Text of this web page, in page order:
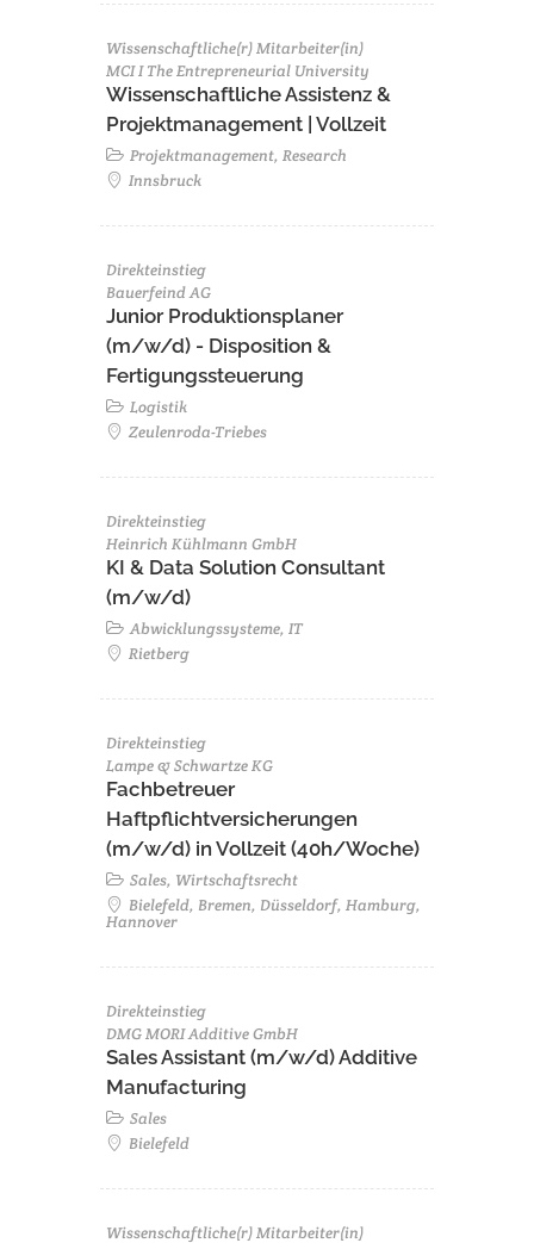
Wissenschaftliche(r) Mitarbeiter(in)
MCI I The Entrepreneurial University
Wissenschaftliche Assistenz &
Projektmanagement | Vollzeit
Projektmanagement, Research
Innsbruck
Direkteinstieg
Bauerfeind AG
Junior Produktionsplaner
(m/w/d) - Disposition &
Fertigungssteuerung
Logistik
Zeulenroda-Triebes
Direkteinstieg
Heinrich Kühlmann GmbH
KI & Data Solution Consultant
(m/w/d)
Abwicklungssysteme, IT
Rietberg
Direkteinstieg
Lampe & Schwartze KG
Fachbetreuer
Haftpflichtversicherungen
(m/w/d) in Vollzeit (40h/Woche)
Sales, Wirtschaftsrecht
Bielefeld, Bremen, Düsseldorf, Hamburg,
Hannover
Direkteinstieg
DMG MORI Additive GmbH
Sales Assistant (m/w/d) Additive
Manufacturing
Sales
Bielefeld
Wissenschaftliche(r) Mitarbeiter(in)